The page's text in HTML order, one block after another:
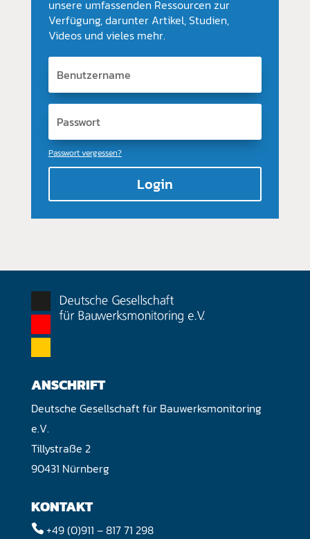
unsere umfassenden Ressourcen zur
Verfügung, darunter Artikel, Studien,
Videos und vieles mehr.
Passwort vergessen?
Login
ANSCHRIFT
Deutsche Gesellschaft für Bauwerksmonitoring
e.V.
Tillystraße 2
90431 Nürnberg
KONTAKT
 +49 (0)911 – 817 71 298